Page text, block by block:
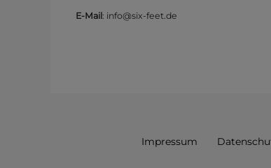
E-Mail : info@six-feet.de
Impressum